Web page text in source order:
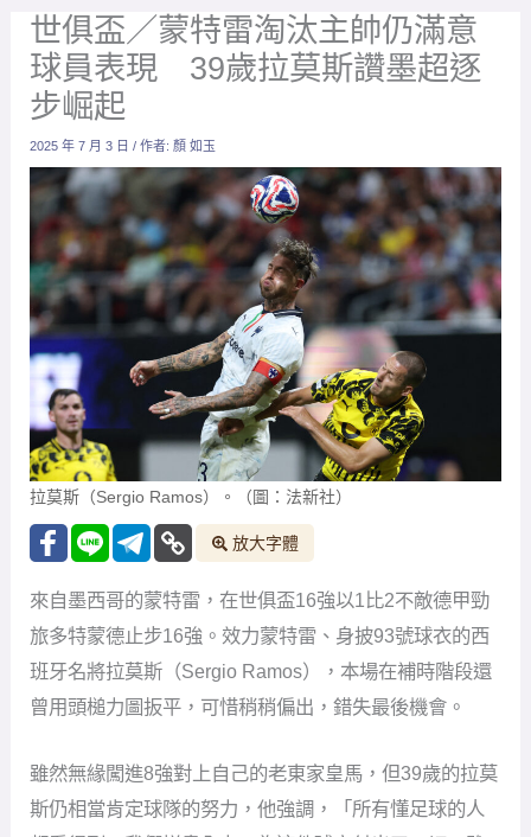
拉莫斯（Sergio Ramos）。（圖：法新社）
放大字體
來自墨西哥的蒙特雷，在世俱盃16強以1比2不敵德甲勁
旅多特蒙德止步16強。效力蒙特雷、身披93號球衣的西
班牙名將拉莫斯（Sergio Ramos），本場在補時階段還
曾用頭槌力圖扳平，可惜稍稍偏出，錯失最後機會。
雖然無緣闖進8強對上自己的老東家皇馬，但39歲的拉莫
斯仍相當肯定球隊的努力，他強調，「所有懂足球的人
都看得到，我們拼盡全力，為這件球衣付出了一切。雖
然出局，但我為球隊的態度感到自豪，這次經驗會讓我
們未來變得更強大。」
拉莫斯也談到墨西哥足球的發展，認為值得外界繼續期
待：「墨超正在積極培養更多高水平的球員，就像歐洲
累積。其實很多曾在英超、西甲效力的球員，都清楚墨
西哥球隊的競爭力，因此選擇來這裡發展。」